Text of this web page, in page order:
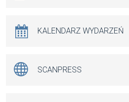
KALENDARZ WYDARZEŃ
SCANPRESS